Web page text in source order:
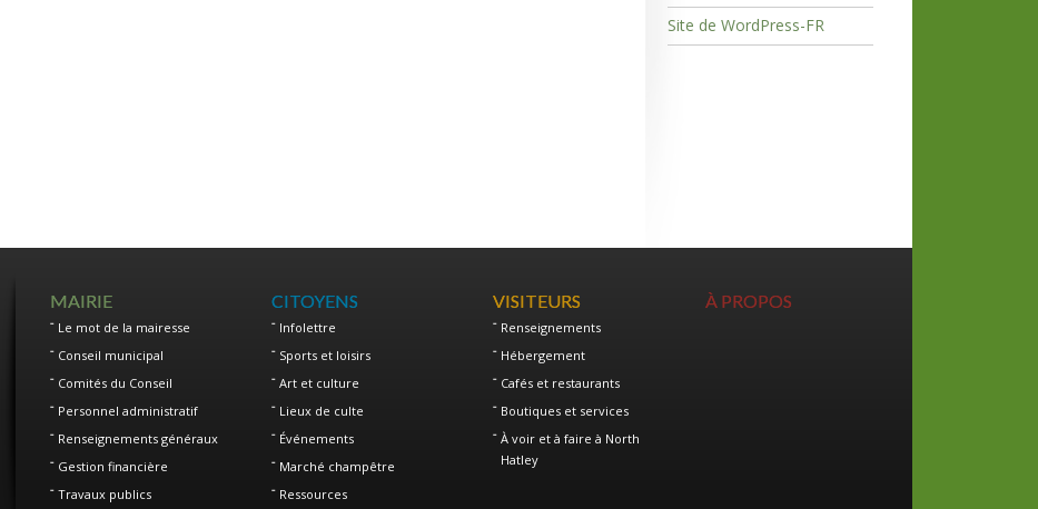
Site de WordPress-FR
MAIRIE
Le mot de la mairesse
Conseil municipal
Comités du Conseil
Personnel administratif
Renseignements généraux
Gestion financière
Travaux publics
CITOYENS
Infolettre
Sports et loisirs
Art et culture
Lieux de culte
Événements
Marché champêtre
Ressources
VISITEURS
Renseignements
Hébergement
Cafés et restaurants
Boutiques et services
À voir et à faire à North
Hatley
À PROPOS